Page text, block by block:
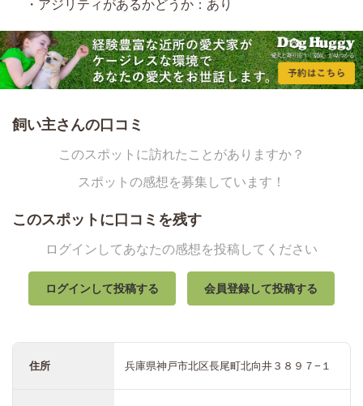
・アジリティがあるかどうか：あり
飼い主さんの口コミ
このスポットに訪れたことがありますか？
スポットの感想を募集しています！
このスポットに口コミを残す
ログインしてあなたの感想を投稿してください
ログインして投稿する 会員登録して投稿する
住所 兵庫県神戸市北区長尾町北向井３８９７−１